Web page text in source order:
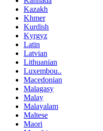
Kazakh
Khmer
Kurdish
Kyrgyz
Latin
Latvian
Lithuanian
Luxembou..
Macedonian
Malagasy
Malay
Malayalam
Maltese
Maori